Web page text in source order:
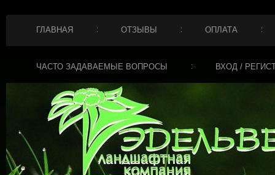
ГЛАВНАЯ ОТЗЫВЫ ОПЛАТА
ЧАСТО ЗАДАВАЕМЫЕ ВОПРОСЫ ВХОД /